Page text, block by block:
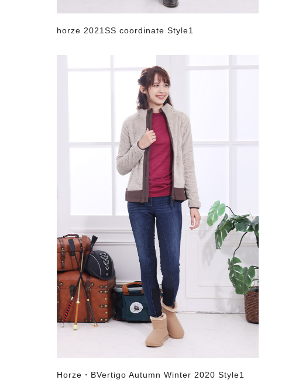
horze 2021SS coordinate Style1
Horze・BVertigo Autumn Winter 2020 Style1